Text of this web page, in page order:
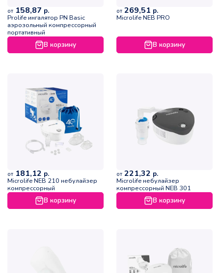
от 158,87 р.
Prolife ингалятор PN Basic
аэрозольный компрессорный
портативный
В корзину
от 269,51 р.
Microlife NEB PRO
В корзину
от 181,12 р.
Microlife NEB 210 небулайзер
компрессорный
В корзину
от 221,32 р.
Microlife небулайзер
компрессорный NEB 301
В корзину